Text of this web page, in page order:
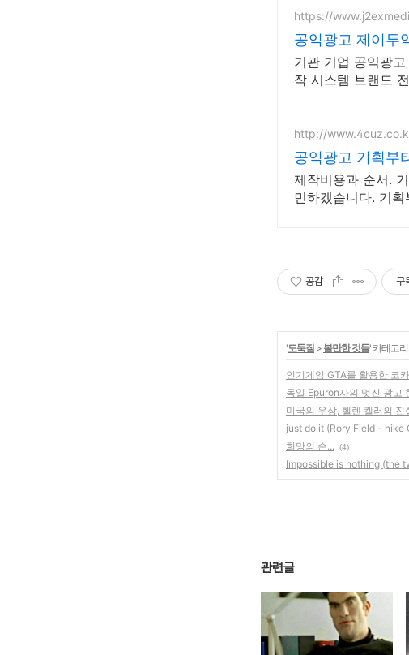
https://
공익광고 제이투
기관 기업 공익광
작 시스템 브랜드
http://
공익광고 기획부
제작비용과 순서.
민하겠습니다. 기
공감 구
'도둑질 > 볼만한 것들' 카테고
인기게임 GTA를 활용한 코
독일 Epuron사의 멋진 광고
미국의 우상, 헬렌 켈러의 진
just do it (Rory Field - nike
희망의 손... (4)
Impossible is nothing (the
관련글